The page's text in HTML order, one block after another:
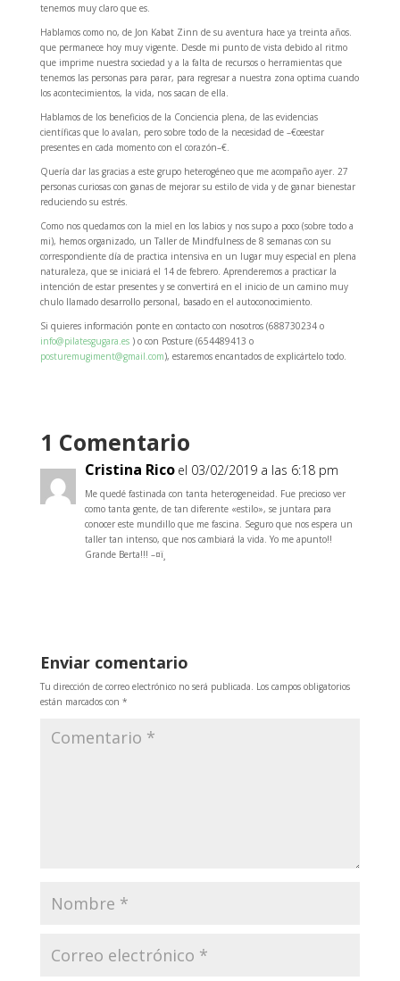
tenemos muy claro que es.
Hablamos como no, de Jon Kabat Zinn de su aventura hace ya treinta años.
que permanece hoy muy vigente. Desde mi punto de vista debido al ritmo
que imprime nuestra sociedad y a la falta de recursos o herramientas que
tenemos las personas para parar, para regresar a nuestra zona optima cuando
los acontecimientos, la vida, nos sacan de ella.
Hablamos de los beneficios de la Conciencia plena, de las evidencias
científicas que lo avalan, pero sobre todo de la necesidad de –€œestar
presentes en cada momento con el corazón–€.
Quería dar las gracias a este grupo heterogéneo que me acompaño ayer. 27
personas curiosas con ganas de mejorar su estilo de vida y de ganar bienestar
reduciendo su estrés.
Como nos quedamos con la miel en los labios y nos supo a poco (sobre todo a
mi), hemos organizado, un Taller de Mindfulness de 8 semanas con su
correspondiente día de practica intensiva en un lugar muy especial en plena
naturaleza, que se iniciará el 14 de febrero. Aprenderemos a practicar la
intención de estar presentes y se convertirá en el inicio de un camino muy
chulo llamado desarrollo personal, basado en el autoconocimiento.
Si quieres información ponte en contacto con nosotros (688730234 o
info@pilatesgugara.es) o con Posture (654489413 o
posturemugiment@gmail.com), estaremos encantados de explicártelo todo.
1 Comentario
Cristina Rico el 03/02/2019 a las 6:18 pm
Me quedé fastinada con tanta heterogeneidad. Fue precioso ver
como tanta gente, de tan diferente «estilo», se juntara para
conocer este mundillo que me fascina. Seguro que nos espera un
taller tan intenso, que nos cambiará la vida. Yo me apunto!!
Grande Berta!!! –¤ï¸
Enviar comentario
Tu dirección de correo electrónico no será publicada. Los campos obligatorios
están marcados con *